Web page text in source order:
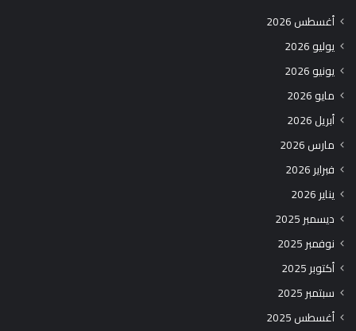
أغسطس 2026
يوليو 2026
يونيو 2026
مايو 2026
أبريل 2026
مارس 2026
فبراير 2026
يناير 2026
ديسمبر 2025
نوفمبر 2025
أكتوبر 2025
سبتمبر 2025
أغسطس 2025